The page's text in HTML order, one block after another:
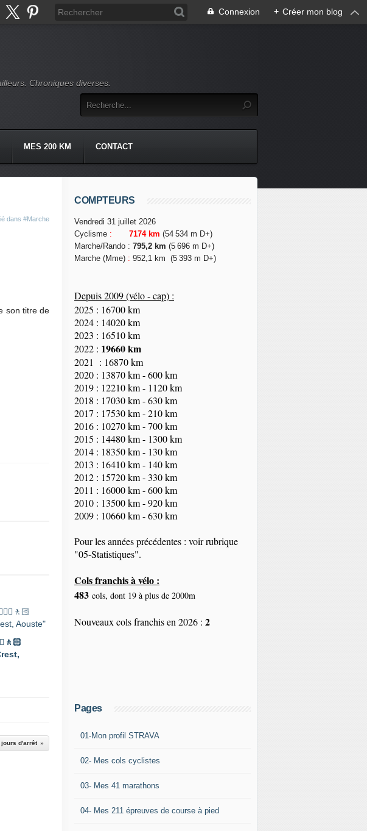
Connexion + Créer mon blog
Chroniques diverses.
MES 200 KM CONTACT
dans #Marche
son titre de
jours d'arrêt
COMPTEURS
Vendredi 31 juillet 2026
Cyclisme : 7174 km (54 534 m D+)
Marche/Rando : 795,2 km (5 696 m D+)
Marche (Mme) : 952,1 km (5 393 m D+)
Depuis 2009 (vélo - cap) :
2025 : 16700 km
2024 : 14020 km
2023 : 16510 km
2022 : 19660 km
2021 : 16870 km
2020 : 13870 km - 600 km
2019 : 12210 km - 1120 km
2018 : 17030 km - 630 km
2017 : 17530 km - 210 km
2016 : 10270 km - 700 km
2015 : 14480 km - 1300 km
2014 : 18350km- 130 km
2013 : 16410 km - 140 km
2012 : 15720 km - 330 km
2011 : 16000 km - 600 km
2010 : 13500 km - 920 km
2009 : 10660 km - 630 km
Pour les années précédentes : voir rubrique
"05-Statistiques".
Cols franchis à vélo :
483 cols, dont 19 à plus de 2000m
Nouveaux cols franchis en 2026 : 2
Pages
01-Mon profil STRAVA
02- Mes cols cyclistes
03- Mes 41 marathons
04- Mes 211 épreuves de course à pied